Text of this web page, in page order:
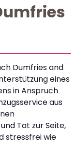
Dumfries and
eines
in Anspruch
aus
Tat zur Seite,
stressfrei wie